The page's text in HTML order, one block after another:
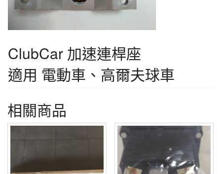
ClubCar 加速連桿座
適用 電動車、高爾夫球車
相關商品